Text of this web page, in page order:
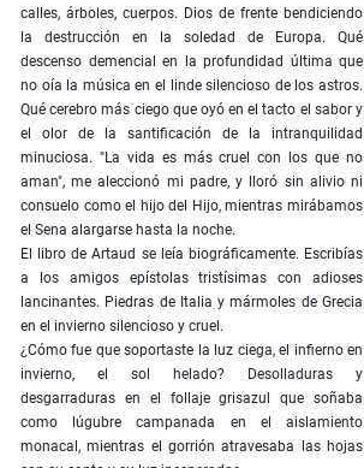
calles, árboles, cuerpos. Dios de frente bendiciendo
la destrucción en la soledad de Europa. Qué
descenso demencial en la profundidad última que
no oía la música en el linde silencioso de los astros.
Qué cerebro más ciego que oyó en el tacto el sabor y
el olor de la santificación de la intranquilidad
minuciosa. "La vida es más cruel con los que no
aman", me aleccionó mi padre, y lloró sin alivio ni
consuelo como el hijo del Hijo, mientras mirábamos
el Sena alargarse hasta la noche.
El libro de Artaud se leía biográficamente. Escribías
a los amigos epístolas tristísimas con adioses
lancinantes. Piedras de Italia y mármoles de Grecia
en el invierno silencioso y cruel.
¿Cómo fue que soportaste la luz ciega, el infierno en
invierno, el sol helado? Desolladuras y
desgarraduras en el follaje grisazul que soñaba
como lúgubre campanada en el aislamiento
monacal, mientras el gorrión atravesaba las hojas